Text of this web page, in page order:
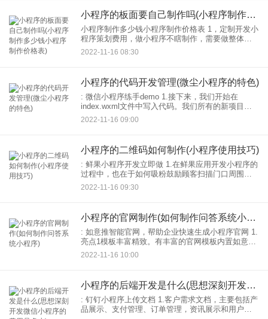
小程序的板面要自己制作吗(小程序制作多少钱小程序制作价格表)
小程序制作多少钱小程序制作价格表 1，定制开发小
程序策划费用，做小程序不瞎制作，需要做整体小
程序。小程序制作有了方向，所以详细策划了小程
序，有营销力，只要用户可以进入小程序，就能吸
2022-11-16 08:30
小程序的代码开发管理(微尘小程序的特色)
: 微信小程序练手demo 1.接下来，我们开始在
index.wxml文件中写入代码。我们所有的新项目都
有一个简单的例子，就是获得一个头像。注意，
wxml文件中的所有变量都需要用{{}}来定义，
2022-11-16 09:00
小程序的二维码如何制作(小程序使用技巧)
: 鲜果小程序开发立即做 1.在鲜果应用开发小程序的
过程中，也在于如何吸粉鼓励顾客扫描门口周围的
二维码。对于上次关注二维码的部分客户，二维码
2022-11-16 09:30
小程序的官网制作(如何制作问答系统小程序)
: 如意推智能官网，帮助企业快速生成小程序官网 1.
亮点1模板丰富精致。有丰富的官网模板内置如意推
后台，涵盖多个行业类别。企业不知道怎么组装，
2022-11-16 10:00
小程序的后端开发是什么(思想深刻开发微信小程序的费用是多少)
: 钉钉小程序上传文档 1.客户需求文档，主要包括产
品展示、支付管理、订单管理，资讯展示和用户中